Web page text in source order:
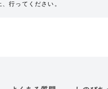
行ってください。